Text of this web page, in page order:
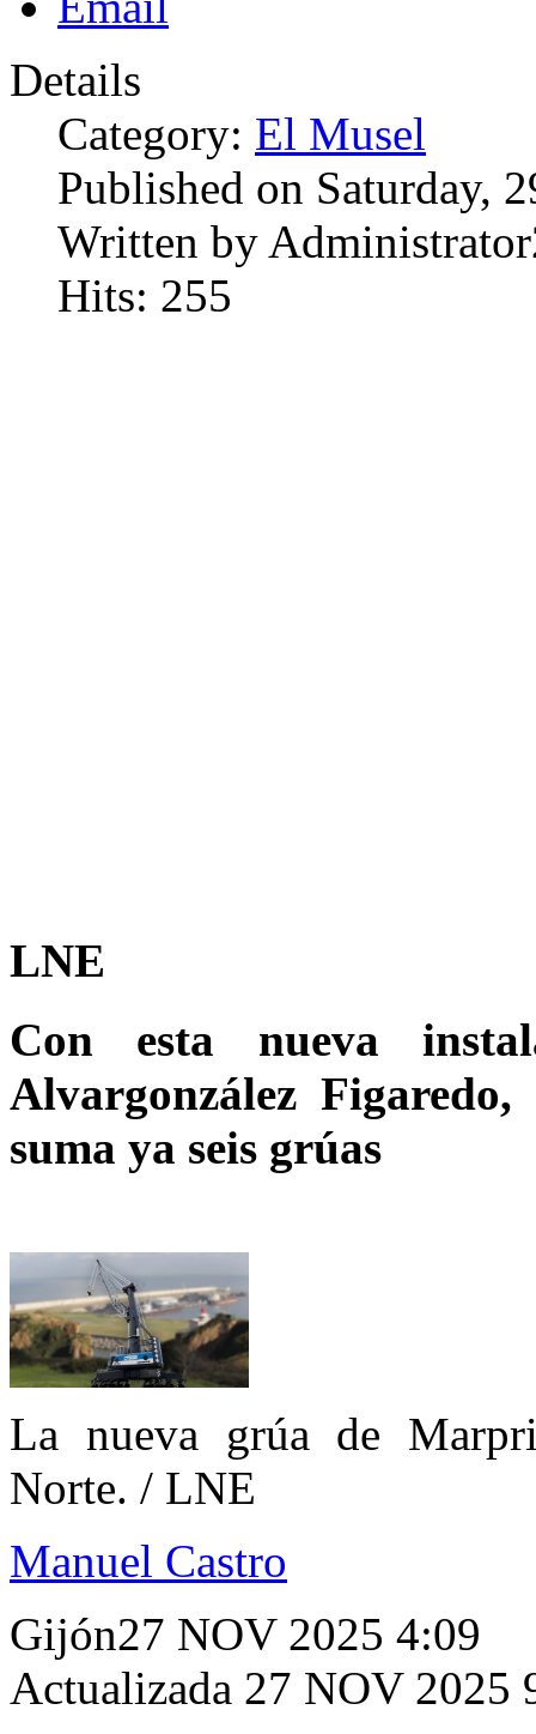
Details
Category: El Musel
Published on Saturday,
Written by
Hits: 255
LNE
Con esta nueva
Alvargonzález
suma ya seis grúas
La nueva grúa de
Norte. / LNE
Manuel Castro
Gijón27 NOV 2025 4:09
Actualizada 27 NOV 2025